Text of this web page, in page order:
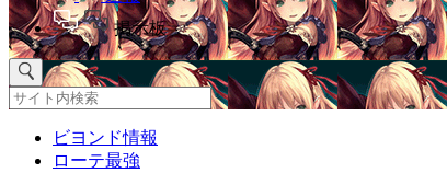
掲示板
ビヨンド情報
ローテ最強